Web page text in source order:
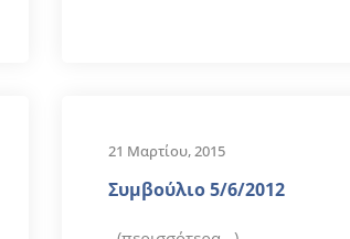
21 Μαρτίου, 2015
Συμβούλιο 5/6/2012